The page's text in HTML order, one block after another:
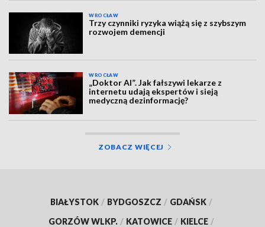
WROCŁAW
Trzy czynniki ryzyka wiążą się z szybszym
rozwojem demencji
WROCŁAW
„Doktor AI”. Jak fałszywi lekarze z
internetu udają ekspertów i sieją
medyczną dezinformację?
ZOBACZ WIĘCEJ
BIAŁYSTOK / BYDGOSZCZ / GDAŃSK /
GORZÓW WLKP. / KATOWICE / KIELCE /